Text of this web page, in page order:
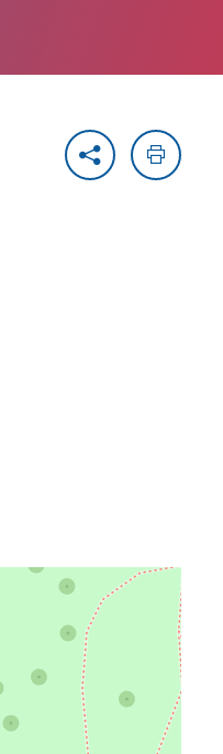
PartagerImprimer